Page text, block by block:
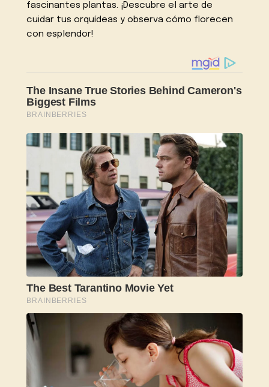
fascinantes plantas. ¡Descubre el arte de
cuidar tus orquídeas y observa cómo florecen
con esplendor!